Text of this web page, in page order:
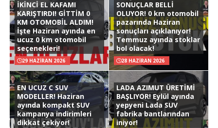
İKİNCİ EL KAFAMI
KARIŞTIRDI! GİTTİM 0
KM OTOMOBİL ALDIM!
İşte Haziran ayında en
ucuz 0 km otomobil
seçenekleri!
29 HAZIRAN 2026
SONUÇLAR BELLİ
OLUYOR! 0 km otomobil
pazarında Haziran
sonuçları açıklanıyor!
Temmuz ayında stoklar
bol olacak!
28 HAZIRAN 2026
EN UCUZ C SUV
MODELLER! Haziran
ayında kompakt SUV
kampanya indirimleri
dikkat çekiyor!
LADA AZIMUT ÜRETİMİ
BAŞLIYOR! Eylül ayında
yepyeni Lada SUV
fabrika bantlarından
iniyor!